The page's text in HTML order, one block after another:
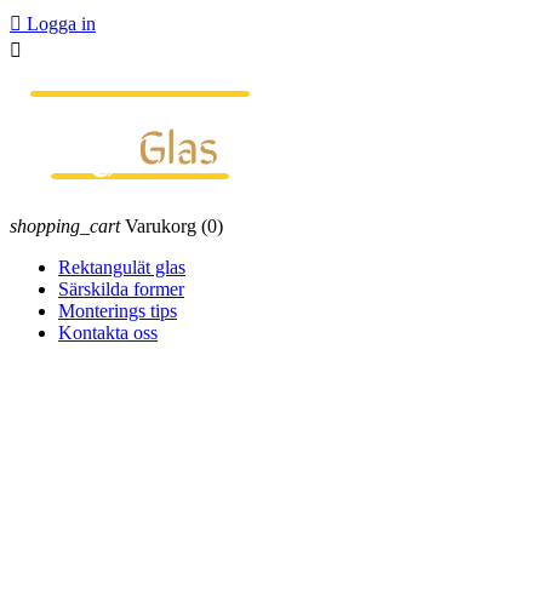
 Logga in

shopping_cart Varukorg (0)
Rektangulät glas
Särskilda former
Monterings tips
Kontakta oss